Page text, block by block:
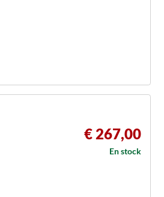
€ 267,00
En stock